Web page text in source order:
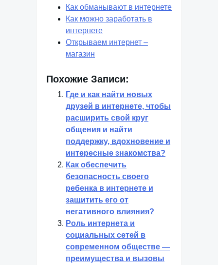
Как обманывают в интернете
Как можно заработать в
интернете
Открываем интернет –
магазин
Похожие Записи:
Где и как найти новых
друзей в интернете, чтобы
расширить свой круг
общения и найти
поддержку, вдохновение и
интересные знакомства?
Как обеспечить
безопасность своего
ребенка в интернете и
защитить его от
негативного влияния?
Роль интернета и
социальных сетей в
современном обществе —
преимущества и вызовы